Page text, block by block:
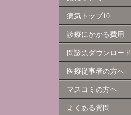
病気トップ10
診療にかかる費用
問診票ダウンロード
医療従事者の方へ
マスコミの方へ
よくある質問